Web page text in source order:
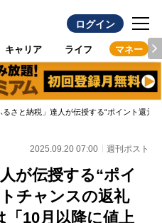
ログイン
キャリア ライフ マネー
るさと納税」達人が伝授する“ポイント還
2025.09.20 07:00 週刊ポスト
が伝授する“ポイ
チャンスの返礼
10月以降に値上